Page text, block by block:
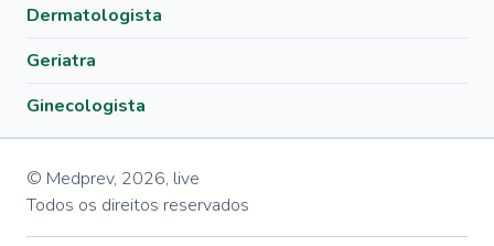
Dermatologista
Geriatra
Ginecologista
© Medprev, 2026, live
Todos os direitos reservados